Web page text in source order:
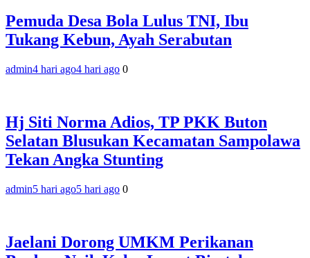
Pemuda Desa Bola Lulus TNI, Ibu
Tukang Kebun, Ayah Serabutan
admin4 hari ago4 hari ago 0
Hj Siti Norma Adios, TP PKK Buton
Selatan Blusukan Kecamatan Sampolawa
Tekan Angka Stunting
admin5 hari ago5 hari ago 0
Jaelani Dorong UMKM Perikanan